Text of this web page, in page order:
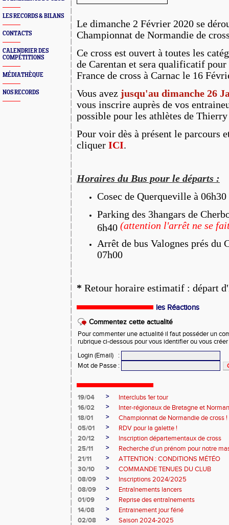
LES RECORDS & BILANS
CONTACTS
CALENDRIER DES
COMPÉTITIONS
MÉDIATHÈQUE
NOS RECORDS
Le dimanche 2 Février 2020 se
Championnat de Normandie de
Ce cross est ouvert à toutes les
de Carentan et sera qualificatif
France de cross à Carnac le 16
Vous avez jusqu'au dimanche 26
vous inscrire auprès de vos
possible pour les athlètes de
Pour voir dès à présent le parcours
cliquer ICI.
Horaires du Bus pour le départs :
Cosec de Querqueville à 06h30
Parking des 3hangars de
6h40 (attention l'arrêt ne se
Arrêt de bus Valognes prés du
07h00
* Retour horaire estimatif : départ
les Réactions
Commentez cette actualité
Pour commenter une actualité il faut posséder un
rubrique ci-dessous pour vous identifier ou vous
Login (Email)
:
Mot de Passe :
19/04 >
Interclubs 1er tour
16/02
>
Inter-régionaux de Bretagne et
18/01
>
Championnat de Normandie de cross !
05/01
>
RDV pour la galette !
20/12
>
Inscription départementaux de cross
25/11
>
Recherche d'un prénom pour notre
21/11
>
ATTENTION : CONDITIONS MÉTÉO
30/10
>
COMMANDE TENUES DU CLUB
08/09
>
Inscriptions 2024/2025
08/09
>
Entraînements lancers
01/09
>
Reprise des entraînements
14/08
>
Entrainement jour férié
02/08
>
Saison 2024-2025